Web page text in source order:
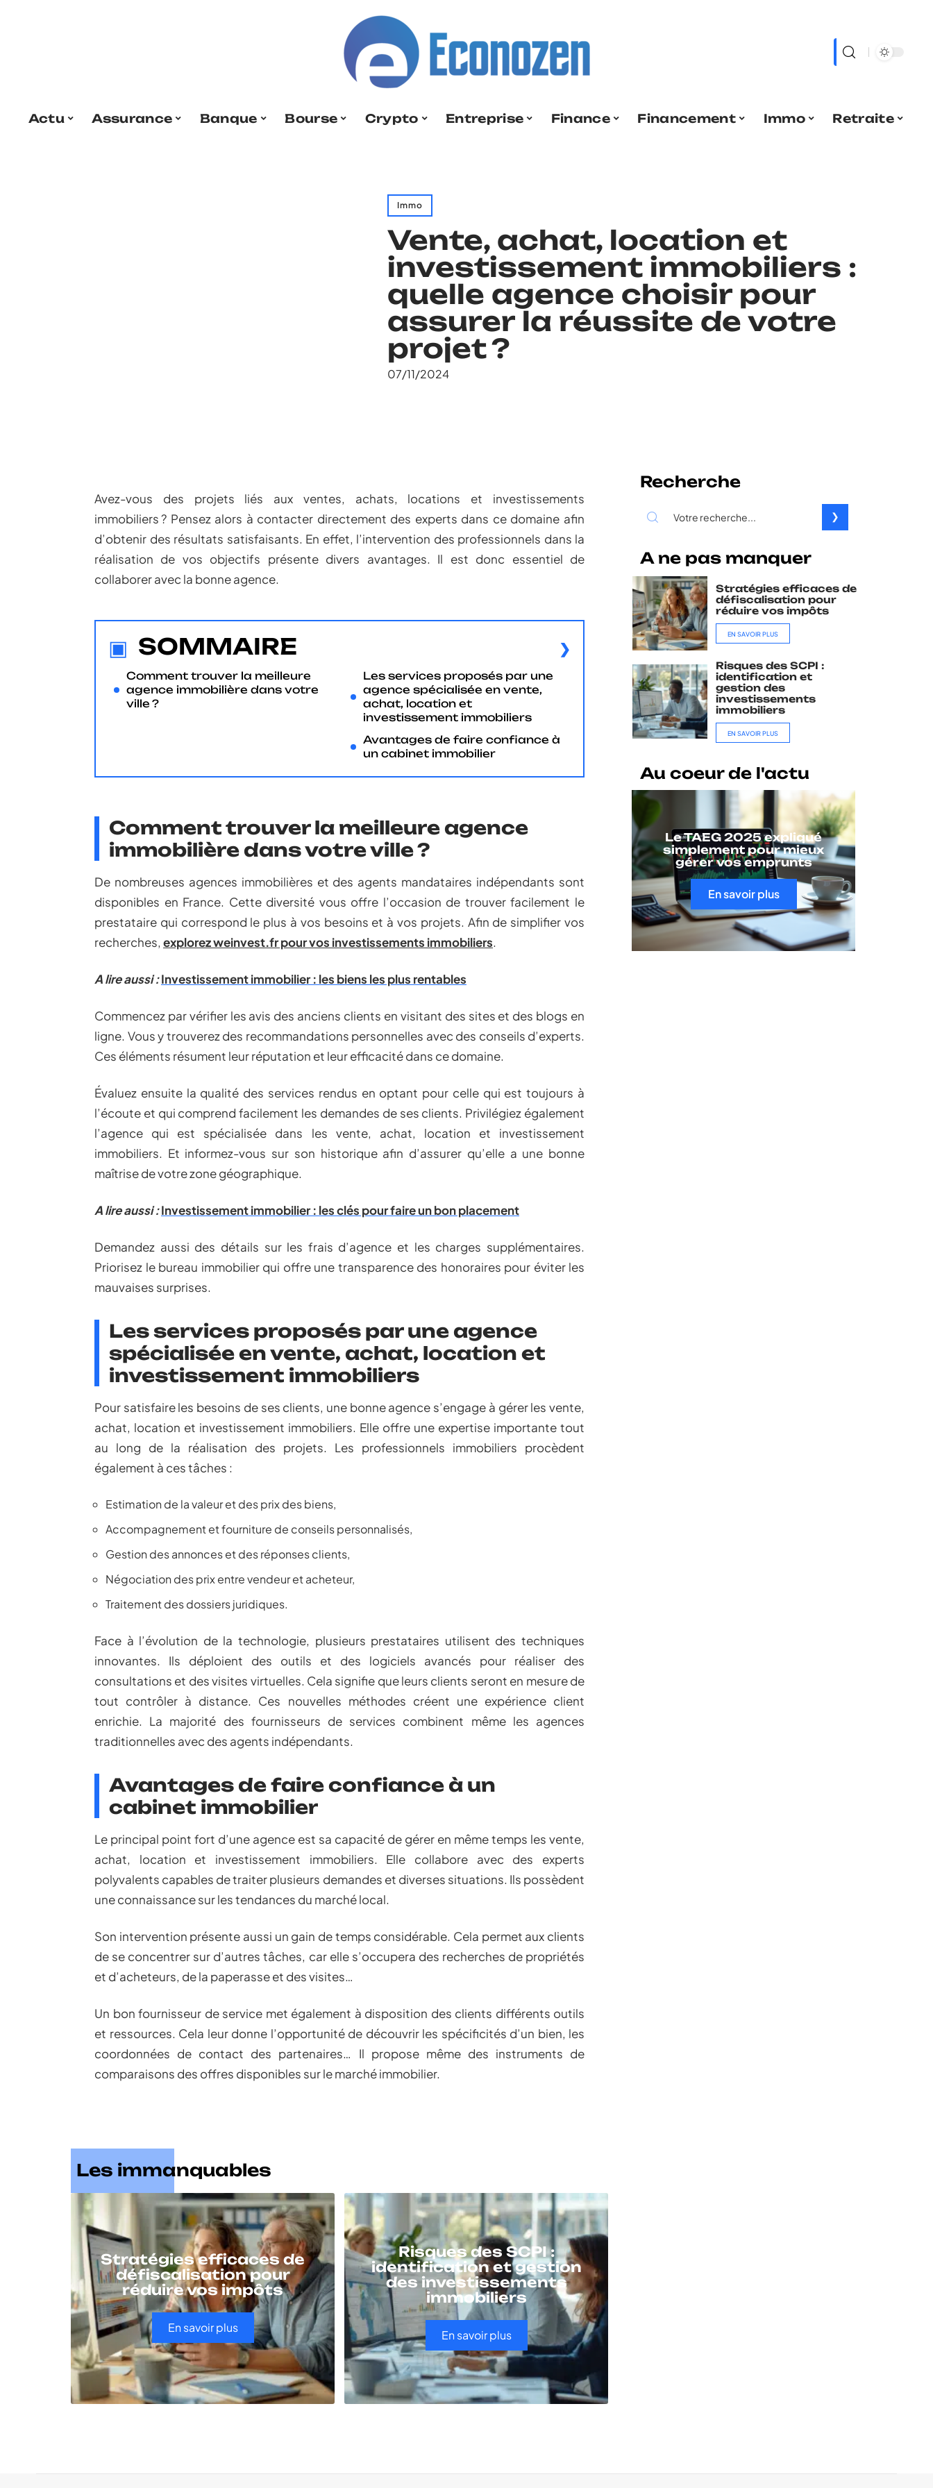
Actu Assurance Banque Bourse Crypto Entreprise Finance Financement Immo Retraite
Immo
Vente, achat, location et
investissement immobiliers :
quelle agence choisir pour
assurer la réussite de votre
projet ?
07/11/2024
Avez-vous des projets liés aux ventes, achats, locations et investissements
immobiliers ? Pensez alors à contacter directement des experts dans ce domaine afin
d’obtenir des résultats satisfaisants. En effet, l’intervention des professionnels dans la
réalisation de vos objectifs présente divers avantages. Il est donc essentiel de
collaborer avec la bonne agence.
SOMMAIRE
Comment trouver la meilleure
agence immobilière dans votre
ville ?
Les services proposés par une
agence spécialisée en vente,
achat, location et
investissement immobiliers
Avantages de faire confiance à
un cabinet immobilier
Comment trouver la meilleure agence
immobilière dans votre ville ?
De nombreuses agences immobilières et des agents mandataires indépendants sont
disponibles en France. Cette diversité vous offre l’occasion de trouver facilement le
prestataire qui correspond le plus à vos besoins et à vos projets. Afin de simplifier vos
recherches, explorez weinvest.fr pour vos investissements immobiliers.
A lire aussi :Investissement immobilier : les biens les plus rentables
Commencez par vérifier les avis des anciens clients en visitant des sites et des blogs en
ligne. Vous y trouverez des recommandations personnelles avec des conseils d’experts.
Ces éléments résument leur réputation et leur efficacité dans ce domaine.
Évaluez ensuite la qualité des services rendus en optant pour celle qui est toujours à
l’écoute et qui comprend facilement les demandes de ses clients. Privilégiez également
l’agence qui est spécialisée dans les vente, achat, location et investissement
immobiliers. Et informez-vous sur son historique afin d’assurer qu’elle a une bonne
maîtrise de votre zone géographique.
A lire aussi :Investissement immobilier : les clés pour faire un bon placement
Demandez aussi des détails sur les frais d’agence et les charges supplémentaires.
Priorisez le bureau immobilier qui offre une transparence des honoraires pour éviter les
mauvaises surprises.
Les services proposés par une agence
spécialisée en vente, achat, location et
investissement immobiliers
Pour satisfaire les besoins de ses clients, une bonne agence s’engage à gérer les vente,
achat, location et investissement immobiliers. Elle offre une expertise importante tout
au long de la réalisation des projets. Les professionnels immobiliers procèdent
également à ces tâches :
Estimation de la valeur et des prix des biens,
Accompagnement et fourniture de conseils personnalisés,
Gestion des annonces et des réponses clients,
Négociation des prix entre vendeur et acheteur,
Traitement des dossiers juridiques.
Face à l’évolution de la technologie, plusieurs prestataires utilisent des techniques
innovantes. Ils déploient des outils et des logiciels avancés pour réaliser des
consultations et des visites virtuelles. Cela signifie que leurs clients seront en mesure de
tout contrôler à distance. Ces nouvelles méthodes créent une expérience client
enrichie. La majorité des fournisseurs de services combinent même les agences
traditionnelles avec des agents indépendants.
Avantages de faire confiance à un
cabinet immobilier
Le principal point fort d’une agence est sa capacité de gérer en même temps les vente,
achat, location et investissement immobiliers. Elle collabore avec des experts
polyvalents capables de traiter plusieurs demandes et diverses situations. Ils possèdent
une connaissance sur les tendances du marché local.
Son intervention présente aussi un gain de temps considérable. Cela permet aux clients
de se concentrer sur d’autres tâches, car elle s’occupera des recherches de propriétés
et d’acheteurs, de la paperasse et des visites…
Un bon fournisseur de service met également à disposition des clients différents outils
et ressources. Cela leur donne l’opportunité de découvrir les spécificités d’un bien, les
coordonnées de contact des partenaires… Il propose même des instruments de
comparaisons des offres disponibles sur le marché immobilier.
Les immanquables
Stratégies efficaces de
défiscalisation pour
réduire vos impôts
En savoir plus
Risques des SCPI :
identification et gestion
des investissements
immobiliers
En savoir plus
Recherche
A ne pas manquer
Stratégies efficaces de
défiscalisation pour
réduire vos impôts
EN SAVOIR PLUS
Risques des SCPI :
identification et
gestion des
investissements
immobiliers
EN SAVOIR PLUS
Au coeur de l'actu
Le TAEG 2025 expliqué
simplement pour mieux
gérer vos emprunts
En savoir plus